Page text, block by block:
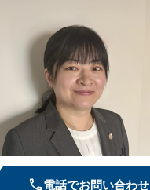
電話でお問い合わせ